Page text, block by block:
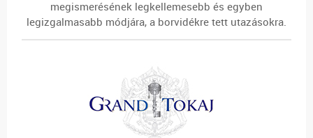
megismerésének legkellemesebb és egyben
legizgalmasabb módjára, a borvidékre tett utazásokra.